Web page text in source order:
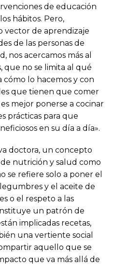
de educación
hábitos. Pero,
vector de aprendizaje
de las personas de
nos acercamos más al
que no se limita al qué
cómo lo hacemos y con
que tienen que comer
mejor ponerse a cocinar
prácticas para que
en su día a día».
doctora, un concepto
nutrición y salud como
se refiere solo a poner el
y el aceite de
o el respeto a las
un patrón de
implicadas recetas,
una vertiente social
aquello que se
que va más allá de